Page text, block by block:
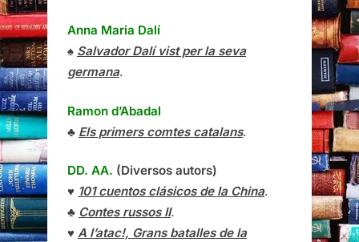
Anna Maria Dalí
♠ Salvador Dalí vist per la seva
germana.
Ramon d’Abadal
♣ Els primers comtes catalans.
DD. AA. (Diversos autors)
♥ 101 cuentos clásicos de la China.
♣ Contes russos II.
♥ A l’atac!, Grans batalles de la